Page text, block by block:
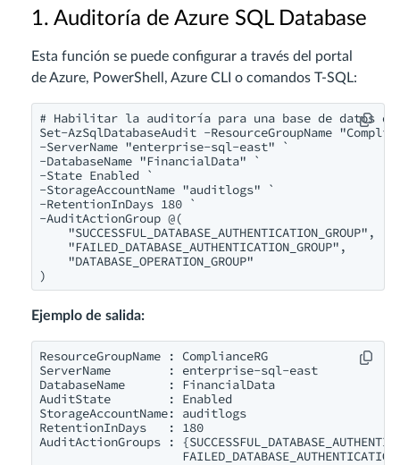
1. Auditoría de Azure SQL Database
Esta función se puede configurar a través del portal
de Azure, PowerShell, Azure CLI o comandos T-SQL:
# Habilitar la auditoría para una base de datos de
Set-AzSqlDatabaseAudit -ResourceGroupName
-ServerName "enterprise-sql-east" `
-DatabaseName "FinancialData" `
-State Enabled `
-StorageAccountName "auditlogs" `
-RetentionInDays 180 `
-AuditActionGroup @(
    "SUCCESSFUL_DATABASE_AUTHENTICATION_GROUP",
    "FAILED_DATABASE_AUTHENTICATION_GROUP",
    "DATABASE_OPERATION_GROUP"
Ejemplo de salida:
ResourceGroupName : ComplianceRG
ServerName        : enterprise-sql-east
DatabaseName      : FinancialData
AuditState        : Enabled
StorageAccountName: auditlogs
RetentionInDays   : 180
AuditActionGroups :